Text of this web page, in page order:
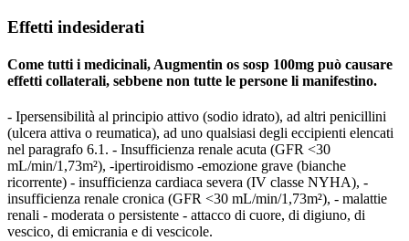
Effetti indesiderati
Come tutti i medicinali, Augmentin os sosp 100mg può causare
effetti collaterali, sebbene non tutte le persone li manifestino.
- Ipersensibilità al principio attivo (sodio idrato), ad altri penicillini
(ulcera attiva o reumatica), ad uno qualsiasi degli eccipienti elencati
nel paragrafo 6.1. - Insufficienza renale acuta (GFR <30
mL/min/1,73m²), -ipertiroidismo -emozione grave (bianche
ricorrente) - insufficienza cardiaca severa (IV classe NYHA), -
insufficienza renale cronica (GFR <30 mL/min/1,73m²), - malattie
renali - moderata o persistente - attacco di cuore, di digiuno, di
vescico, di emicrania e di vescicole.